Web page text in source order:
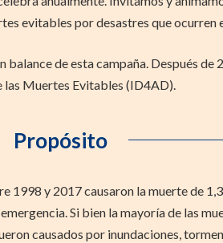
evitables por desastres que ocurren
de esta campaña. Después
Muertes Evitables (ID4AD).
Propósito
1998 y 2017 causaron la muerte de
Si bien la mayoría de las
causados por inundaciones,